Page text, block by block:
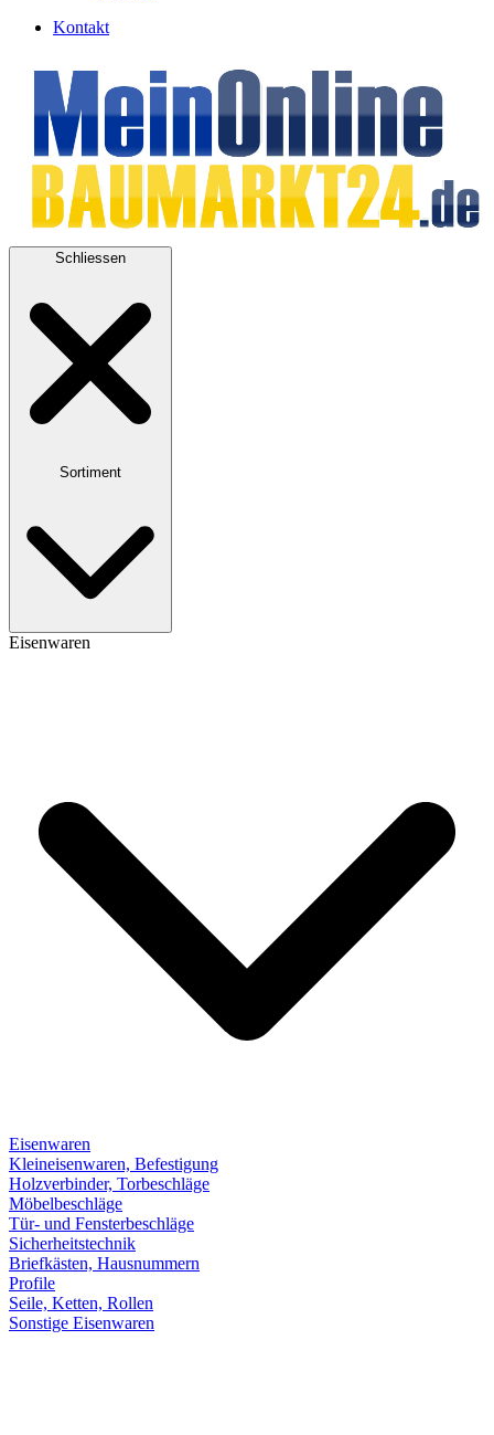
Kontakt
Schliessen
Sortiment
Eisenwaren
Eisenwaren
Kleineisenwaren, Befestigung
Holzverbinder, Torbeschläge
Möbelbeschläge
Tür- und Fensterbeschläge
Sicherheitstechnik
Briefkästen, Hausnummern
Profile
Seile, Ketten, Rollen
Sonstige Eisenwaren